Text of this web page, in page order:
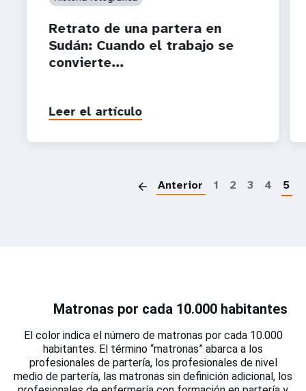
Retrato de una partera en
Sudán: Cuando el trabajo se
convierte...
Leer el artículo
Anterior 1 2 3 4 5
Matronas por cada 10.000 habitantes
El color indica el número de matronas por cada 10.000
habitantes. El término “matronas” abarca a los
profesionales de partería, los profesionales de nivel
medio de partería, las matronas sin definición adicional, los